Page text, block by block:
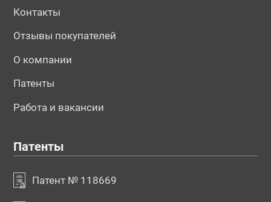
Контакты
Отзывы покупателей
О компании
Патенты
Работа и вакансии
Патенты
Патент № 118669